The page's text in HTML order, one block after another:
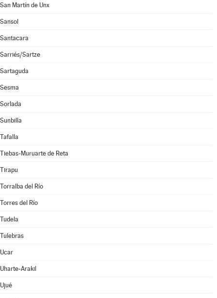
San Martín de Unx
Sansol
Santacara
Sarriés/Sartze
Sartaguda
Sesma
Sorlada
Sunbilla
Tafalla
Tiebas-Muruarte de Reta
Tirapu
Torralba del Río
Torres del Río
Tudela
Tulebras
Ucar
Uharte-Arakil
Ujué